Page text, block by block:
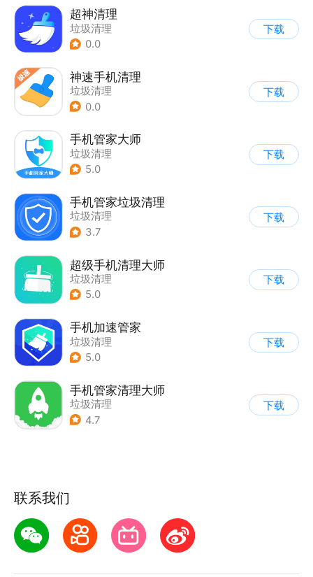
超神清理
垃圾清理
0.0
下载
神速手机清理
垃圾清理
0.0
下载
手机管家大师
垃圾清理
5.0
下载
手机管家垃圾清理
垃圾清理
3.7
下载
超级手机清理大师
垃圾清理
5.0
下载
手机加速管家
垃圾清理
5.0
下载
手机管家清理大师
垃圾清理
4.7
下载
联系我们